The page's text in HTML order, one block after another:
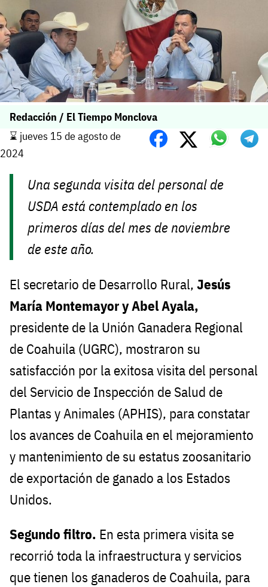
Redacción / El Tiempo Monclova
⌛️ jueves 15 de agosto de
2024
Una segunda visita del personal de
USDA está contemplado en los
primeros días del mes de noviembre
de este año.
El secretario de Desarrollo Rural, Jesús
María Montemayor y Abel Ayala,
presidente de la Unión Ganadera Regional
de Coahuila (UGRC), mostraron su
satisfacción por la exitosa visita del personal
del Servicio de Inspección de Salud de
Plantas y Animales (APHIS), para constatar
los avances de Coahuila en el mejoramiento
y mantenimiento de su estatus zoosanitario
de exportación de ganado a los Estados
Unidos.
Segundo filtro. En esta primera visita se
recorrió toda la infraestructura y servicios
que tienen los ganaderos de Coahuila, para